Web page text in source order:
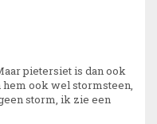
pietersiet is dan ook
hem ook wel stormsteen,
storm, ik zie een